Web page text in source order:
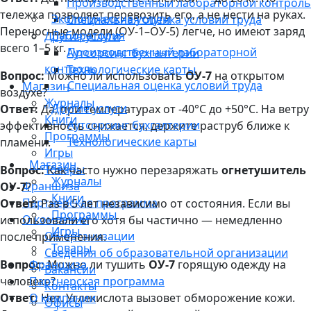
Специальная оценка условий труда
Другие услуги
Аутсорсинг бухгалтерии
Технологические карты
Магазин
Журналы
Книги
Программы
Игры
Товары
Франшиза
Партнерская программа
О компании
Об организации
Сведения об образовательной организации
Вакансии
Контакты
Офисы
Экологические услуги
Лаборатория
Производственный лабораторной
контроль
Специальная оценка условий труда
Другие услуги
Аутсорсинг бухгалтерии
Технологические карты
Магазин
Журналы
Книги
Программы
Игры
Товары
Франшиза
Партнерская программа
О компании
тележка позволяет перевозить его, а не нести на руках.
Переносные модели (ОУ-1–ОУ-5) легче, но имеют заряд
всего 1–5 кг.
Вопрос:Можно ли использоватьОУ-7 на открытом
воздухе?
Ответ: Да, при температурах от -40°C до +50°C. На ветру
эффективность снижается, держите раструб ближе к
пламени.
Вопрос:Как часто нужно перезаряжать огнетушитель
ОУ-7?
Ответ:Раз в 5 лет независимо от состояния. Если вы
использовали его хотя бы частично — немедленно
после применения.
Вопрос:Можно ли тушить ОУ-7 горящую одежду на
человеке?
Ответ: Нет. Углекислота вызовет обморожение кожи.